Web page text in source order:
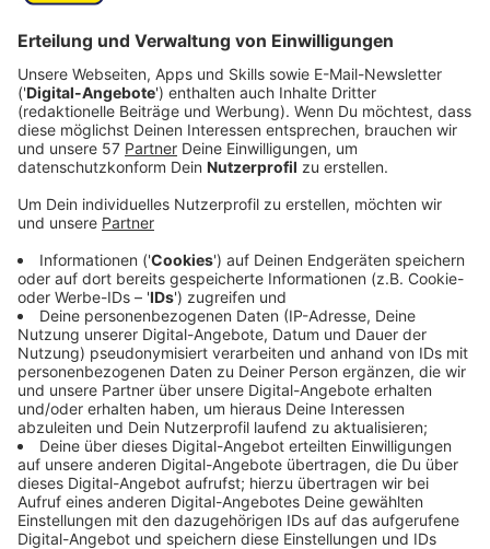
finden Mittelrhein-Finalspiele der Frauen und Junioren
statt und auch zwei Mannschaften von Alemannia
Am Mittwochabend bestreitet die A-Jugend der
Alemannia das FVM-Pokalfinale gegen Bayer
Leverkusen. Anpfiff im Kurt-Bornhoff-Sportpark in
Frechen ist um 19 Uhr. Tickets gibt es vor Ort. Am
Donnerstag treten dann noch die D-Junioren von
Alemannia Aachen im ARAG-Pokalfinale gegen den SC
West Köln an.
Anpfiff ist um halb 12 Uhr, ebenfalls in Frechen.
Anzeige
Alle Finalpartien im Überblick
Anzeige
Troisdorf: Aggerstadion